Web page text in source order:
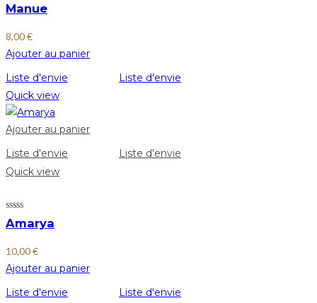
Manue
8,00€
Ajouter au panier
Liste d'envie
Liste d'envie
Quick view
Ajouter au panier
Liste d'envie
Liste d'envie
Quick view
Amarya
10,00€
Ajouter au panier
Liste d'envie
Liste d'envie